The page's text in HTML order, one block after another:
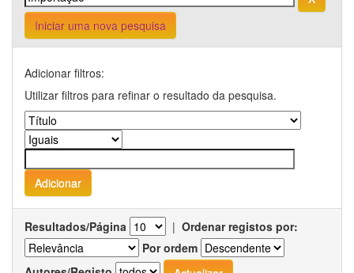
Iniciar uma nova pesquisa
Adicionar filtros:
Utilizar filtros para refinar o resultado da pesquisa.
Resultados/Página | Ordenar registos por:
Por ordem